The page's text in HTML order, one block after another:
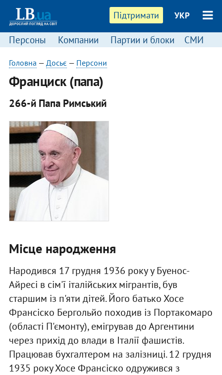
Підтримати УКР
Персоны Компании Партии и блоки СМИ
Головна — Досьє — Персони
Франциск (папа)
266-й Папа Римський
Місце народження
Народився 17 грудня 1936 року у Буенос-
Айресі в сім'ї італійських мігрантів, був
старшим із п'яти дітей. Його батько Хосе
Франсіско Бергольйо походив із Портакомаро
(області П'ємонту), емігрував до Аргентини
через прихід до влади в Італії фашистів.
Працював бухгалтером на залізниці. 12 грудня
1935 року Хосе Франсіско одружився з